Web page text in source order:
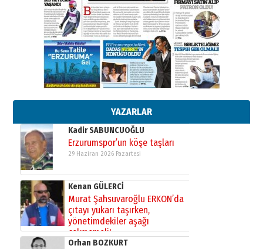
YAZARLAR
Cem Bakırcı
Ardında bıraktığı hatıralarıyla
gönül adamı Faruk Terzioğlu!
13 Mayıs 2026 Çarşamba
Esat BİNDESEN
Başkan Sekmen’den Erzurum’a
bir vizyon proje daha!
02 Ağustos 2026 Pazar
Kadir SABUNCUOĞLU
Erzurumspor’un köşe taşları
29 Haziran 2026 Pazartesi
Kenan GÜLERCİ
Murat Şahsuvaroğlu ERKON’da
çıtayı yukarı taşırken,
yönetimdekiler aşağı
çekmemeli!
17 Şubat 2026 SalıOrhan BOZKURT